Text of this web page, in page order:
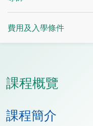
費用及入學條件
課程概覽
課程簡介